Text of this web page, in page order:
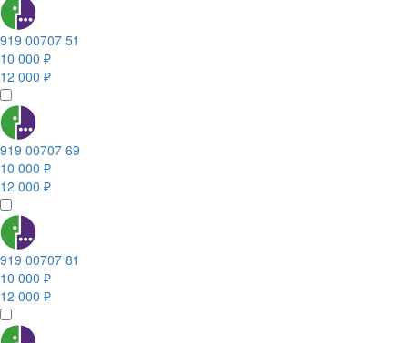
919 00707 51
10 000 ₽
12 000 ₽
919 00707 69
10 000 ₽
12 000 ₽
919 00707 81
10 000 ₽
12 000 ₽